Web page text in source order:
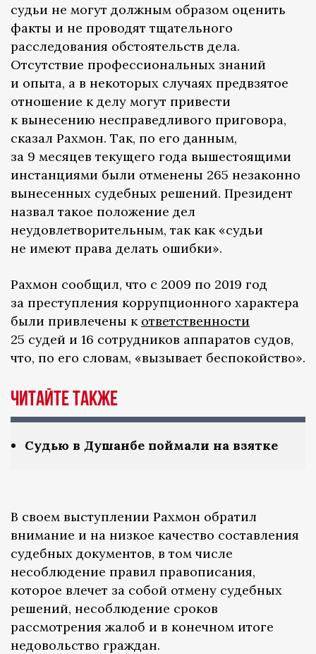
судьи не могут должным образом оценить
факты и не проводят тщательного
расследования обстоятельств дела.
Отсутствие профессиональных знаний
и опыта, а в некоторых случаях предвзятое
отношение к делу могут привести
к вынесению несправедливого приговора,
сказал Рахмон. Так, по его данным,
за 9 месяцев текущего года вышестоящими
инстанциями были отменены 265 незаконно
вынесенных судебных решений. Президент
назвал такое положение дел
неудовлетворительным, так как «судьи
не имеют права делать ошибки».
Рахмон сообщил, что с 2009 по 2019 год
за преступления коррупционного характера
были привлечены к ответственности
25 судей и 16 сотрудников аппаратов судов,
что, по его словам, «вызывает беспокойство».
Читайте также
Судью в Душанбе поймали на взятке
В своем выступлении Рахмон обратил
внимание и на низкое качество составления
судебных документов, в том числе
несоблюдение правил правописания,
которое влечет за собой отмену судебных
решений, несоблюдение сроков
рассмотрения жалоб и в конечном итоге
недовольство граждан.